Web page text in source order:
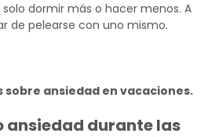
dormir más o hacer menos. A
de pelearse con uno mismo.
ansiedad en vacaciones.
ansiedad durante las